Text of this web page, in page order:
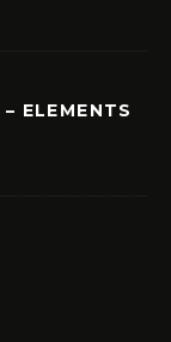
ELEMENTS